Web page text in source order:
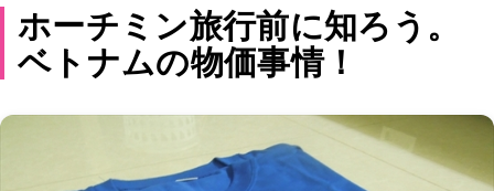
ホーチミン旅行前に知ろう。
ベトナムの物価事情！